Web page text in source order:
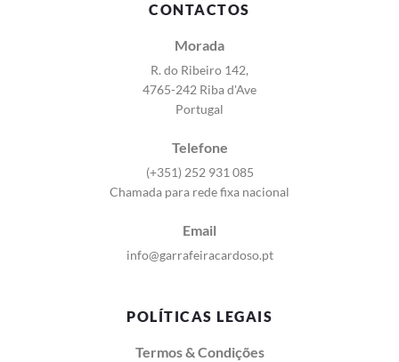
CONTACTOS
Morada
R. do Ribeiro 142,
4765-242 Riba d'Ave
Portugal
Telefone
(+351) 252 931 085
Chamada para rede fixa nacional
Email
info@garrafeiracardoso.pt
POLÍTICAS LEGAIS
Termos & Condições